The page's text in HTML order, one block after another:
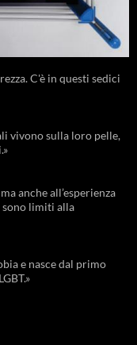
C'è in questi sedici
vivono sulla loro pelle,
anche all’esperienza
sono limiti alla
e nasce dal primo